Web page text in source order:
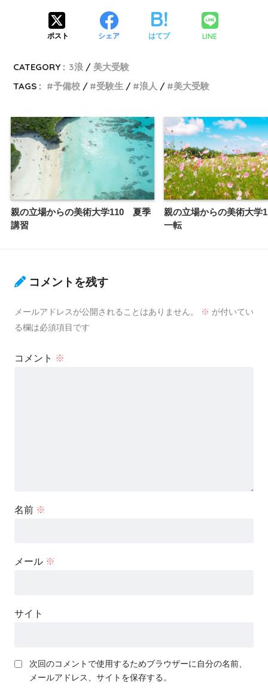
ポスト シェア はてブ LINE
CATEGORY : 3浪
美大受験
TAGS :
予備校 受験生 浪人 美大受験
親の立場からの美術大学110 夏季
講習
親の立場からの美術大
一転
コメントを残す
メールアドレスが公開されることはありません。 ※ が付いてい
る欄は必須項目です
コメント ※
名前 ※
メール ※
サイト
次回のコメントで使用するためブラウザーに自分の名前、
メールアドレス、サイトを保存する。